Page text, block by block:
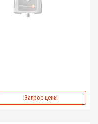
Запрос цены